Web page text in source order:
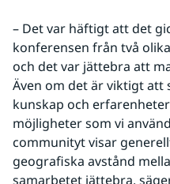
– Det var häftigt att det
konferensen från två
och det var jättebra att
Även om det är viktigt att
kunskap och
möjligheter som vi
communityt visar
geografiska avstånd
samarbetet jättebra,